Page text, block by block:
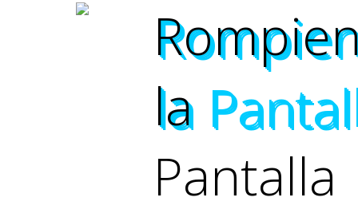
la
Pantalla
la
la
la